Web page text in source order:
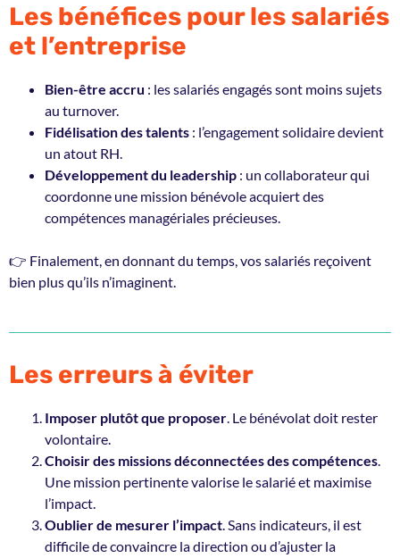
Les bénéfices pour les salariés
et l’entreprise
Bien-être accru : les salariés engagés sont moins sujets
au turnover.
Fidélisation des talents : l’engagement solidaire devient
un atout RH.
Développement du leadership : un collaborateur qui
coordonne une mission bénévole acquiert des
compétences managériales précieuses.
👉 Finalement, en donnant du temps, vos salariés reçoivent
bien plus qu’ils n’imaginent.
Les erreurs à éviter
Imposer plutôt que proposer. Le bénévolat doit rester
volontaire.
Choisir des missions déconnectées des compétences.
Une mission pertinente valorise le salarié et maximise
l’impact.
Oublier de mesurer l’impact. Sans indicateurs, il est
difficile de convaincre la direction ou d’ajuster la